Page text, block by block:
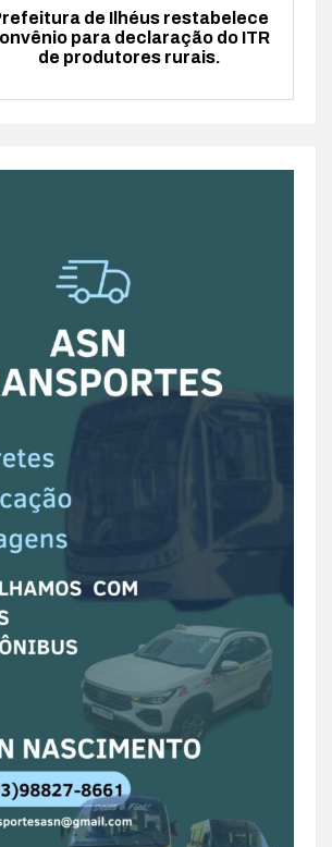
de Ilhéus restabelece
para declaração do ITR
de produtores rurais.